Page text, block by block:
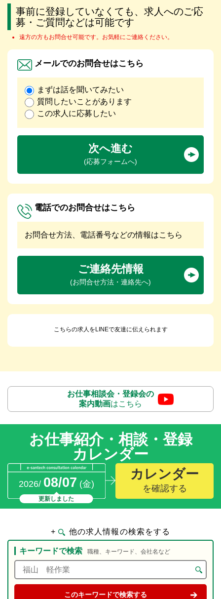
事前に登録していなくても、求人へのご応
募・ご質問などは可能です
遠方の方もお問合せ可能です。お気軽にご連絡ください。
メールでのお問合せはこちら
まずは話を聞いてみたい
質問したいことがあります
この求人に応募したい
次へ進む
(応募フォームへ)
電話でのお問合せはこちら
お問合せ方法、電話番号などの情報はこちら
ご連絡先情報
(お問合せ方法・連絡先へ)
こちらの求人をLINEで友達に伝えられます
お仕事相談会・登録会の
案内動画はこちら
お仕事紹介・相談・登録
カレンダー
2026/ 08/07 (金)
更新しました
カレンダー
を確認する
+ 他の求人情報の検索をする
キーワードで検索 職種、キーワード、会社名など